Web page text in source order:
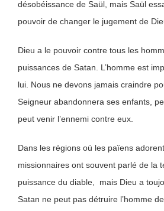
désobéissance de Saül, mais Saül
pouvoir de changer le jugement de
Dieu a le pouvoir contre tous les
puissances de Satan. L’homme est
lui. Nous ne devons jamais craindre
Seigneur abandonnera ses enfants,
peut venir l’ennemi contre eux.
Dans les régions où les païens
missionnaires ont souvent parlé de la
puissance du diable, mais Dieu a
Satan ne peut pas détruire l’homme